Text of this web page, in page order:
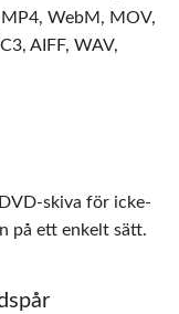
MP4, WebM, MOV,
AIFF, WAV,
skiva för icke-
på ett enkelt sätt.